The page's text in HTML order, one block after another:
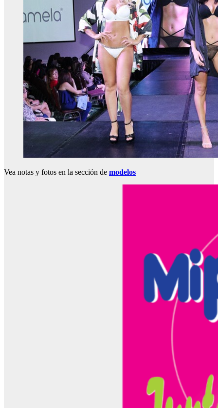
Vea notas y fotos en la sección de modelos